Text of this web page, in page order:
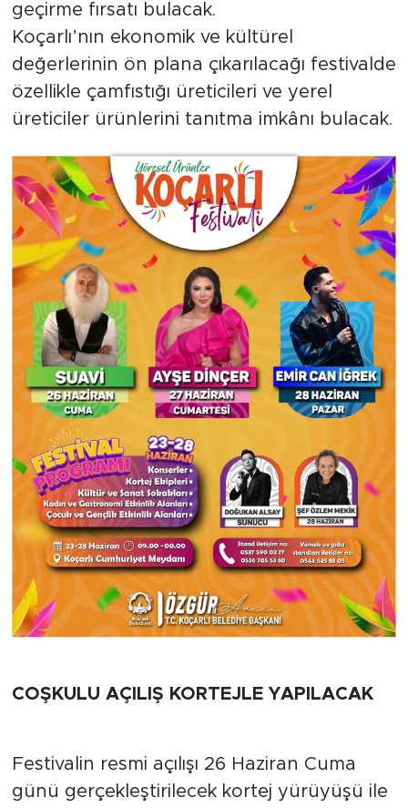
geçirme fırsatı bulacak.
Koçarlı’nın ekonomik ve kültürel
değerlerinin ön plana çıkarılacağı festivalde
özellikle çamfıstığı üreticileri ve yerel
üreticiler ürünlerini tanıtma imkânı bulacak.
COŞKULU AÇILIŞ KORTEJLE YAPILACAK
Festivalin resmi açılışı 26 Haziran Cuma
günü gerçekleştirilecek kortej yürüyüşü ile